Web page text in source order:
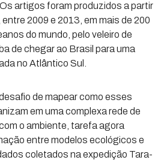
artigos foram produzidos a partir
2009 e 2013, em mais de 200
do mundo, pelo veleiro de
de chegar ao Brasil para uma
no Atlântico Sul.
de mapear como esses
em uma complexa rede de
o ambiente, tarefa agora
entre modelos ecológicos e
coletados na expedição Tara-